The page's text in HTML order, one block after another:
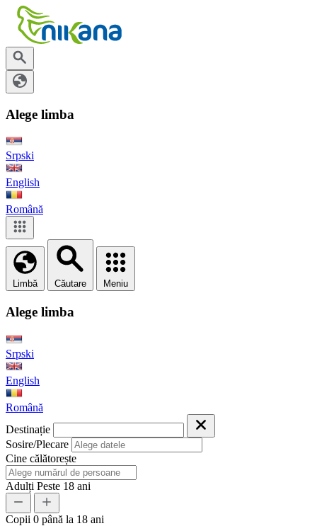
Alege limba
Srpski
English
Română
Limbă Căutare Meniu
Alege limba
Srpski
English
Română
Destinație
Sosire/Plecare
Cine călătorește
Adulți Peste 18 ani
Copii 0 până la 18 ani